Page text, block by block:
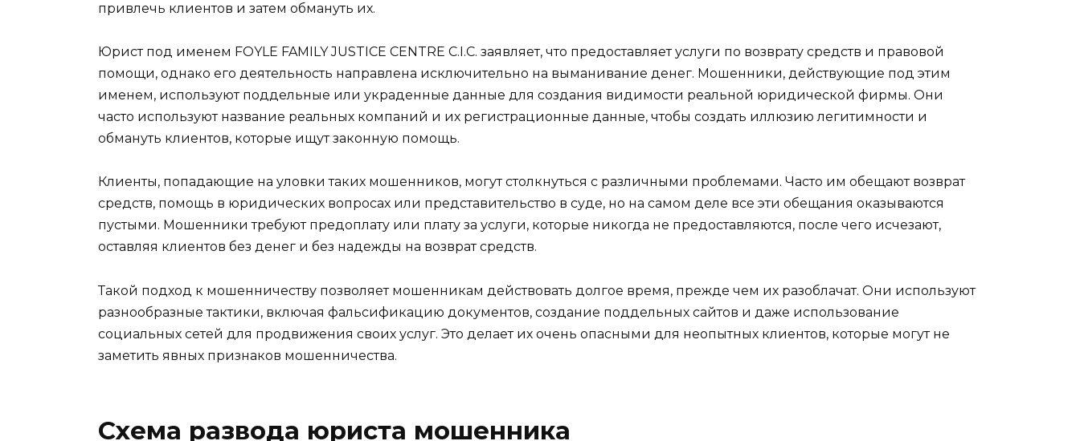
привлечь клиентов и затем обмануть их.
Юрист под именем FOYLE FAMILY JUSTICE CENTRE C.I.C. заявляет, что предоставляет услуги по возврату средств и правовой
помощи, однако его деятельность направлена исключительно на выманивание денег. Мошенники, действующие под этим
именем, используют поддельные или украденные данные для создания видимости реальной юридической фирмы. Они
часто используют название реальных компаний и их регистрационные данные, чтобы создать иллюзию легитимности и
обмануть клиентов, которые ищут законную помощь.
Клиенты, попадающие на уловки таких мошенников, могут столкнуться с различными проблемами. Часто им обещают возврат
средств, помощь в юридических вопросах или представительство в суде, но на самом деле все эти обещания оказываются
пустыми. Мошенники требуют предоплату или плату за услуги, которые никогда не предоставляются, после чего исчезают,
оставляя клиентов без денег и без надежды на возврат средств.
Такой подход к мошенничеству позволяет мошенникам действовать долгое время, прежде чем их разоблачат. Они используют
разнообразные тактики, включая фальсификацию документов, создание поддельных сайтов и даже использование
социальных сетей для продвижения своих услуг. Это делает их очень опасными для неопытных клиентов, которые могут не
заметить явных признаков мошенничества.
Схема развода юриста мошенника